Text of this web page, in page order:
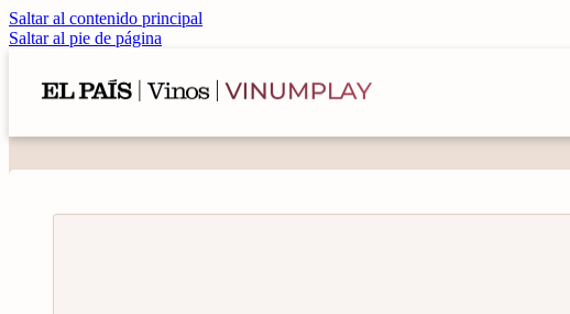
Saltar al contenido principal
Saltar al pie de página